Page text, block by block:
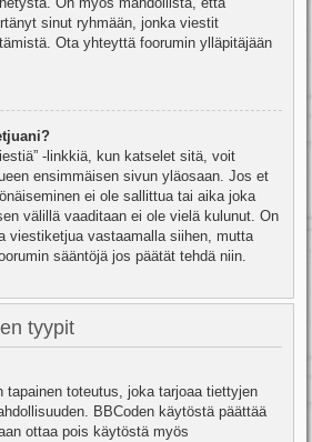
sinut ryhmään, jonka viestit
Ota yhteyttä foorumin ylläpitäjään
-linkkiä, kun katselet sitä, voit
ensimmäisen sivun yläosaan. Jos et
ei ole sallittua tai aika joka
välillä vaaditaan ei ole vielä kulunut. On
viestiketjua vastaamalla siihen, mutta
sääntöjä jos päätät tehdä niin.
tyypit
tapainen toteutus, joka tarjoaa tiettyjen
BBCoden käytöstä päättää
ottaa pois käytöstä myös